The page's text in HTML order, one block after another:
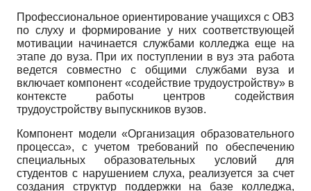
Профессиональное ориентирование учащихся с ОВЗ
по слуху и формирование у них соответствующей
мотивации начинается службами колледжа еще на
этапе до вуза. При их поступлении в вуз эта работа
ведется совместно с общими службами вуза и
включает компонент «содействие трудоустройству» в
контексте работы центров содействия
трудоустройству выпускников вузов.
Компонент модели «Организация образовательного
процесса», с учетом требований по обеспечению
специальных образовательных условий для
студентов с нарушением слуха, реализуется за счет
создания структур поддержки на базе колледжа,